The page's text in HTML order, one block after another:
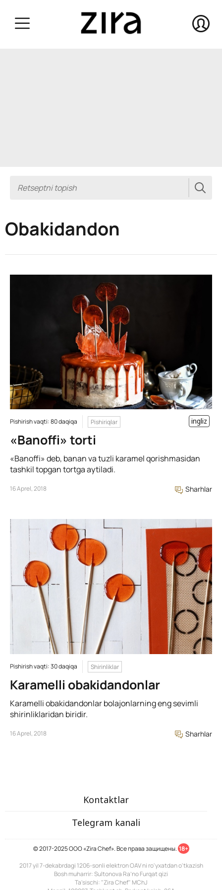
Obakidandon
Pishirish vaqti: 80 daqiqa Pishiriqlar ingliz
«Banoffi» torti
«Banoffi» deb, banan va tuzli karamel qorishmasidan
tashkil topgan tortga aytiladi.
16 Aprel, 2018 Sharhlar
Pishirish vaqti: 30 daqiqa Shirinliklar
Karamelli obakidandonlar
Karamelli obakidandonlar bolajonlarning eng sevimli
shirinliklaridan biridir.
16 Aprel, 2018 Sharhlar
Kontaktlar
Telegram kanali
© 2017-2025 ООО «Zira Chef». Все права защищены. 18+
2017 yil 7-dekabrdagi 1206-sonli elektron OAV ni ro'yxatdan o'tkazish
Bosh muharrir: Sultonova Ra’no Furqat qizi
Ta'sischi: "Zira Chef" MChJ